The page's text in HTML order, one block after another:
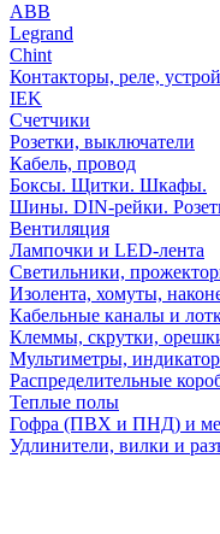
АВВ
Legrand
Chint
Контакторы, реле,
IEK
Счетчики
Розетки, выключатели
Кабель, провод
Боксы. Щитки. Шкафы.
Шины. DIN-рейки.
Вентиляция
Лампочки и LED-лента
Светильники,
Изолента, хомуты,
Кабельные каналы и
Клеммы, скрутки,
Мультиметры,
Распределительные
Теплые полы
Гофра (ПВХ и ПНД) и
Удлинители, вилки и